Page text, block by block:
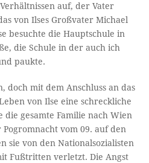
auf, der Vater
von Ilses Großvater Michael
besuchte die Hauptschule in
die Schule in der auch ich
paukte.
doch mit dem Anschluss an das
von Ilse eine schreckliche
gesamte Familie nach Wien
vom 09. auf den
sie von den Nationalsozialisten
Fußtritten verletzt. Die Angst